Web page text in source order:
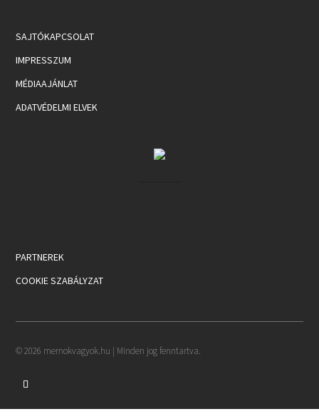
SAJTÓKAPCSOLAT
IMPRESSZUM
MÉDIAAJÁNLAT
ADATVÉDELMI ELVEK
PARTNEREK
COOKIE SZABÁLYZAT
© 2026 mernokvagyok.hu | Minden jog fenntartva.